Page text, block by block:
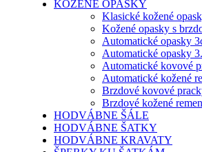
KOŽENÉ OPASKY
Klasické kožené
Kožené opasky s
Automatické opasky
Automatické opasky
Automatické kovové
Automatické kožené
Brzdové kovové
Brzdové kožené
HODVÁBNE ŠÁLE
HODVÁBNE ŠATKY
HODVÁBNE KRAVATY